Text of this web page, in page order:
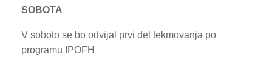
SOBOTA
V soboto se bo odvijal prvi del tekmovanja po
programu IPOFH